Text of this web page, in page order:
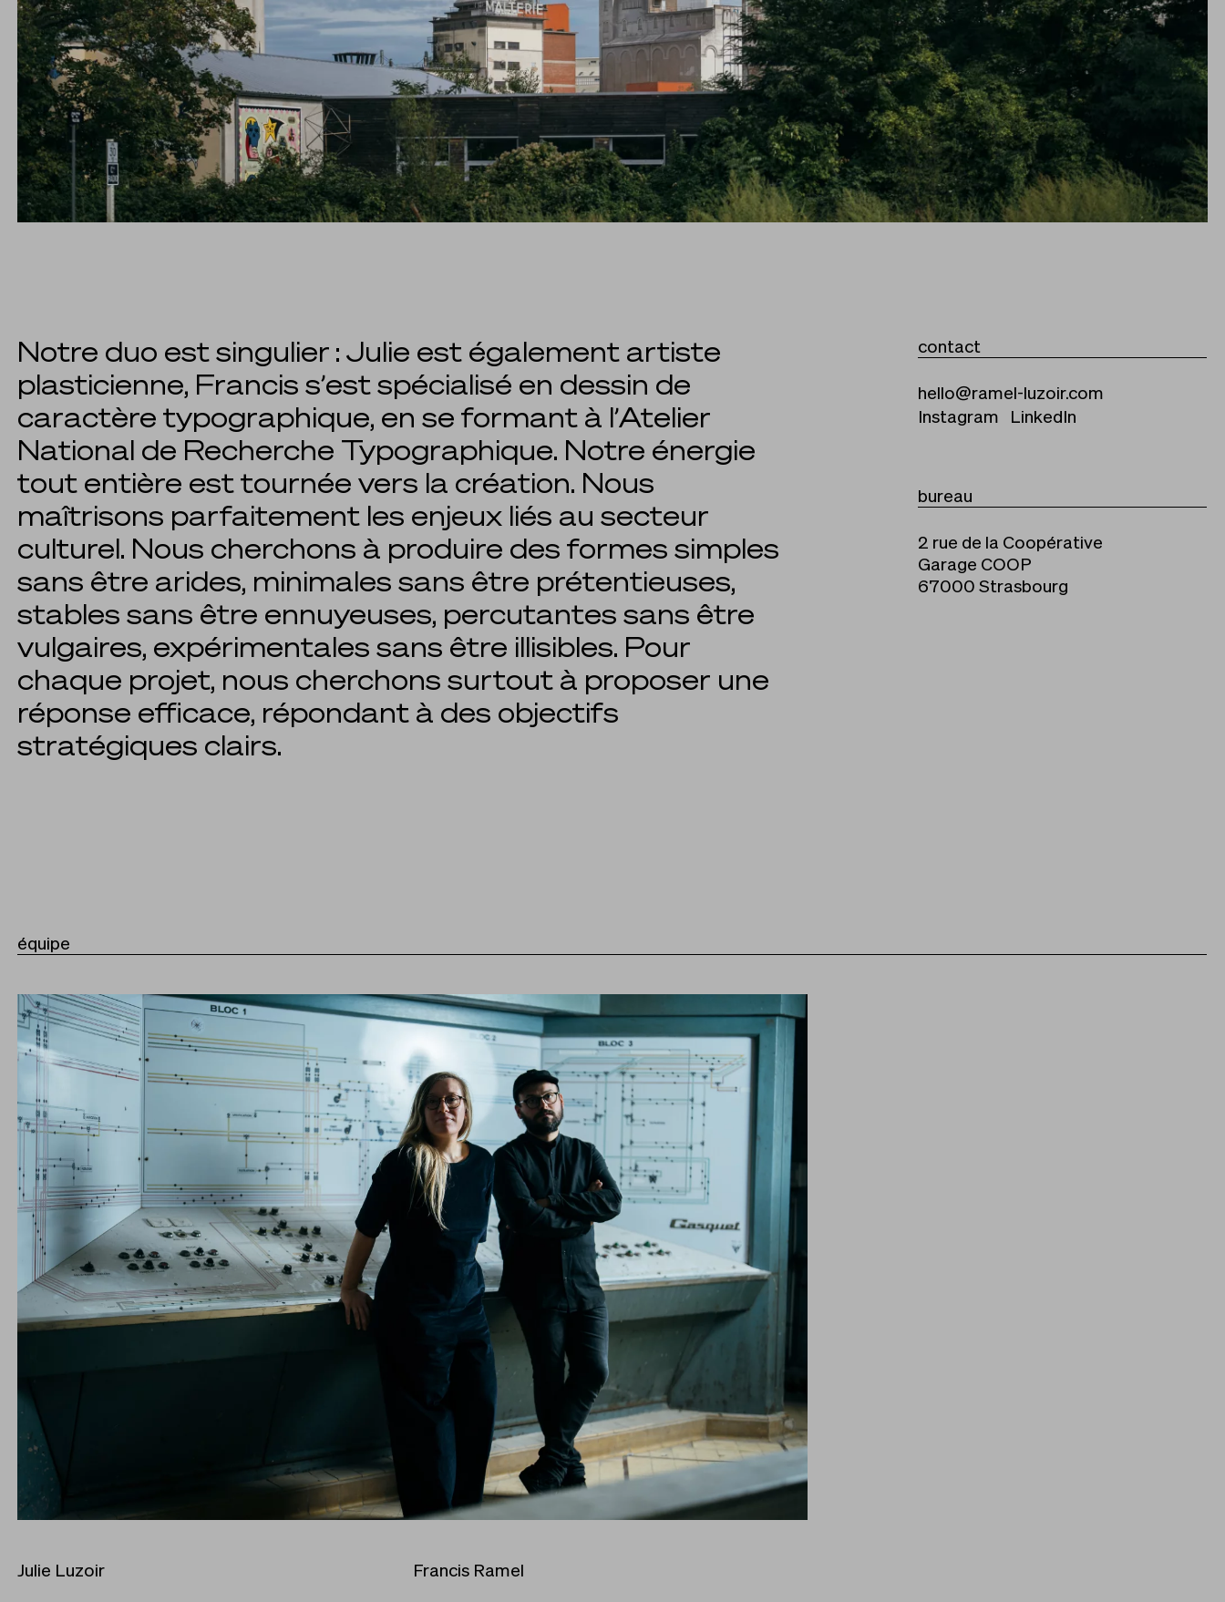
Infos
Notre duo est singulier : Julie est également artiste
plasticienne, Francis s’est spécialisé en dessin de
caractère typographique, en se formant à l’Atelier
National de Recherche Typographique. Notre énergie
tout entière est tournée vers la création. Nous
maîtrisons parfaitement les enjeux liés au secteur
culturel. Nous cherchons à produire des formes simples
sans être arides, minimales sans être prétentieuses,
stables sans être ennuyeuses, percutantes sans être
vulgaires, expérimentales sans être illisibles. Pour
chaque projet, nous cherchons surtout à proposer une
réponse efficace, répondant à des objectifs
stratégiques clairs.
contact
hello@ramel-luzoir.com
Instagram LinkedIn
bureau
2 rue de la Coopérative
Garage COOP
67000 Strasbourg
équipe
Julie Luzoir
Francis Ramel